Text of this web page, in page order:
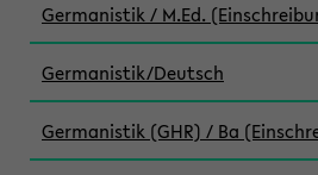
Germanistik / M.Ed.
Germanistik/Deutsch
Germanistik (GHR) / Ba